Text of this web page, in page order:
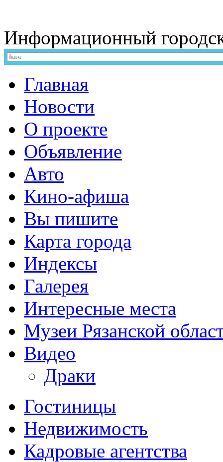
Информационный
Главная
Новости
О проекте
Объявление
Авто
Кино-афиша
Вы пишите
Карта города
Индексы
Галерея
Интересные места
Музеи Рязанской
Видео
Драки
Гостиницы
Недвижимость
Кадровые агентства